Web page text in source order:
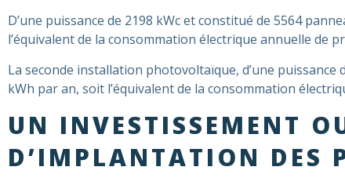
D’une puissance de 2198 kWc et constitué de 5564
l’équivalent de la consommation électrique annuelle de
La seconde installation photovoltaïque, d’une
kWh par an, soit l’équivalent de la consommation
UN INVESTISSEMENT
D’IMPLANTATION DES